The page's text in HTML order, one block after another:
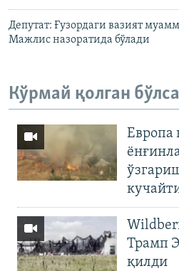
Депутат: Ғузордаги вазият
Мажлис назоратида бўлади
Кўрмай қолган
Европа
Трамп
қилди